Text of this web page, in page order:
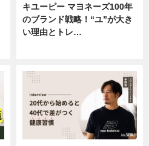
キユーピー マヨネーズ100年
のブランド戦略！“ユ”が大き
い理由とトレ…